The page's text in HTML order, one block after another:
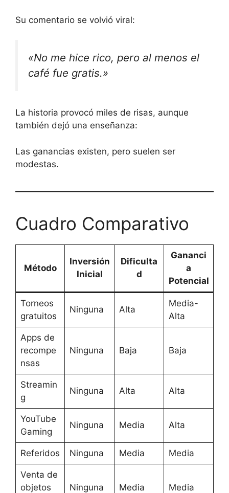
Su comentario se volvió viral:
«No me hice rico, pero al menos el
café fue gratis.»
La historia provocó miles de risas, aunque
también dejó una enseñanza:
Las ganancias existen, pero suelen ser
modestas.
Cuadro Comparativo
Método
Inversión
Inicial
Dificulta
d
Gananci
a
Potencial
Torneos
gratuitos
Ninguna Alta
Media-
Alta
Apps de
recompe
nsas
Ninguna Baja Baja
Streamin
g
Ninguna Alta Alta
YouTube
Gaming
Ninguna Media Alta
Referidos Ninguna Media Media
Venta de
objetos
Ninguna Media Media